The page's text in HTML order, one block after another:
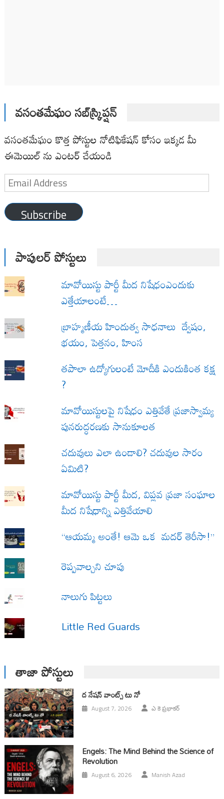
వసంతమేఘం సబ్‌స్క్రిప్షన్
వసంతమేఘం కొత్త పోస్టుల నోటిఫికేషన్ కోసం ఇక్కడ మీ
ఈమెయిల్ ను ఎంటర్ చేయండి
Email
Address
Subscribe
పాపులర్ పోస్టులు
మావోయిస్టు పార్టీ మీద నిషేధంఎందుకు
ఎత్తేయాలంటే…
బ్రాహ్మణీయ హిందుత్వ సాధనాలు ద్వేషం,
భయం, పెత్తనం, హింస
త‌పాలా ఉద్యోగులంటే మోదీకి ఎందుకింత కక్ష
?
మావోయిస్టులపై నిషేధం ఎత్తివేతే ప్రజాస్వామ్య
పునరుద్ధరణకు సానుకూలత
చదువులు ఎలా ఉండాలి? చదువుల సారం
ఏమిటి?
మావోయిస్టు పార్టీ మీద, విప్లవ ప్రజా సంఘాల
మీద నిషేధాన్ని ఎత్తివేయాలి
“ఆయమ్మ అంతే! ఆమె ఒక మదర్ తెరీసా!”
రెప్పవాల్చని చూపు
నాలుగు పిట్టలు
Little Red Guards
తాజా పోస్టులు
ద నేషన్ వాంట్స్ టు నో
August 7, 2026 ఎ కె ప్రభాకర్
Engels: The Mind Behind the Science of
Revolution
August 6, 2026 Manish Azad